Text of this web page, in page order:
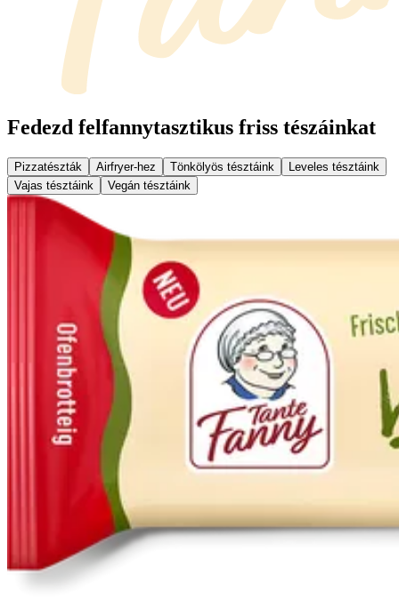
Fedezd felfannytasztikus friss tészáinkat
Pizzatészták Airfryer-hez Tönkölyös tésztáink
Leveles tésztáink
Vajas tésztáink
Vegán tésztáink